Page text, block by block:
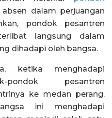
dalam perjuangan
pondok pesantren
langsung dalam
dihadapi oleh bangsa.
ketika menghadapi
pondok pesantren
ke medan perang.
ini menghadapi